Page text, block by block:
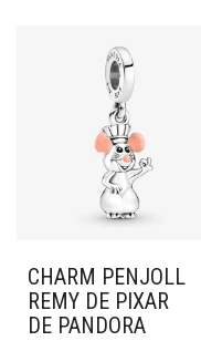
CHARM PENJOLL
REMY DE PIXAR
DE PANDORA